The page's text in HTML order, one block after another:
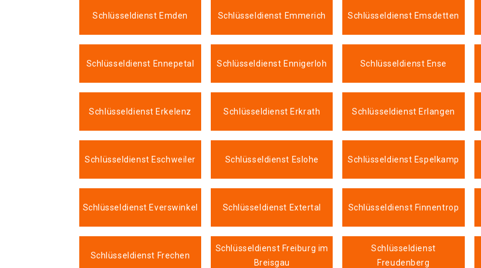
Schlüsseldienst Emden Schlüsseldienst Emmerich Schlüsseldienst Emsdetten
Schlüsseldienst Ennepetal Schlüsseldienst Ennigerloh Schlüsseldienst Ense
Schlüsseldienst Erkelenz Schlüsseldienst Erkrath Schlüsseldienst Erlangen
Schlüsseldienst Eschweiler Schlüsseldienst Eslohe Schlüsseldienst Espelkamp
Schlüsseldienst Everswinkel Schlüsseldienst Extertal Schlüsseldienst Finnentrop
Schlüsseldienst Frechen
Schlüsseldienst Freiburg im
Breisgau
Schlüsseldienst
Freudenberg